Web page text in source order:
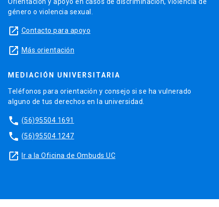
Orientación y apoyo en casos de discriminación, violencia de
género o violencia sexual.
launch Contacto para apoyo
launch Más orientación
MEDIACIÓN UNIVERSITARIA
Teléfonos para orientación y consejo si se ha vulnerado
alguno de tus derechos en la universidad.
phone (56)95504 1691
phone (56)95504 1247
launch Ir a la Oficina de Ombuds UC